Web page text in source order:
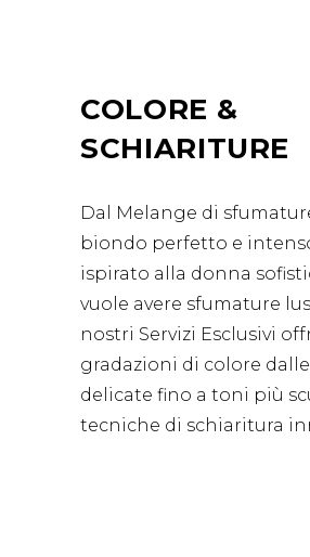
COLORE &
SCHIARITURE
Dal Melange di
biondo perfetto e
ispirato alla donna
vuole avere sfumature
nostri Servizi Esclusivi
gradazioni di colore
delicate fino a toni più
tecniche di schiaritura